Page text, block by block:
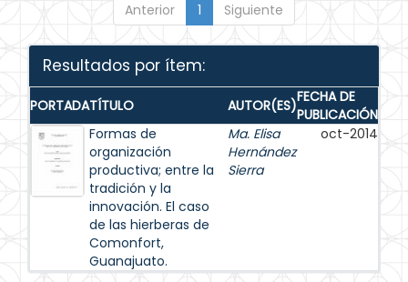
Anterior 1 Siguiente
Resultados por ítem:
PORTADATÍTULO AUTOR(ES)FECHA DE
PUBLICACIÓN
Formas de
organización
productiva; entre la
tradición y la
innovación. El caso
de las hierberas de
Comonfort,
Guanajuato.
Ma. Elisa
Hernández
Sierra
oct-2014